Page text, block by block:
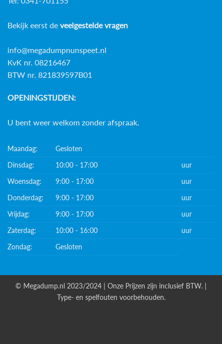
Bekijk eerst de veelgestelde vragen
info@megadumpnunspeet.nl
KvK nr. 08216467
BTW nr. 821839597B01
OPENINGSTIJDEN:
U bent weer welkom zonder afspraak.
Maandag:
Gesloten
Dinsdag:
10:00 - 17:00
uur
Woensdag:
9:00 - 17:00
uur
Donderdag:
9:00 - 17:00
uur
Vrijdag:
9:00 - 17:00
uur
Zaterdag:
10:00 - 16:00
uur
Zondag:
Gesloten
© Megadump.nl 2023/2024 | Onze Prijzen zijn inclusief BTW. |
Type- en spelfouten voorbehouden.